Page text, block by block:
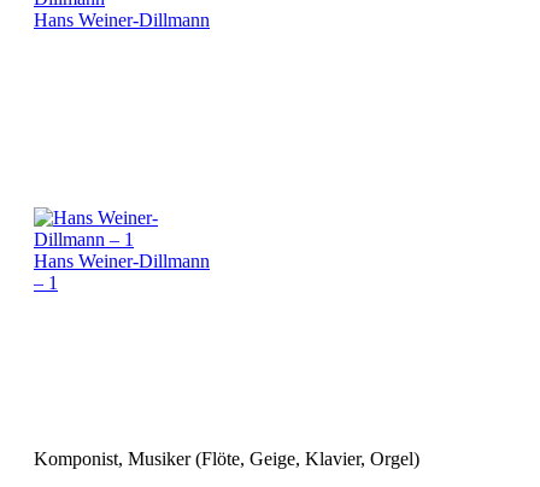
Hans Weiner-Dillmann
Hans Weiner-Dillmann
– 1
Komponist, Musiker (Flöte, Geige, Klavier, Orgel)